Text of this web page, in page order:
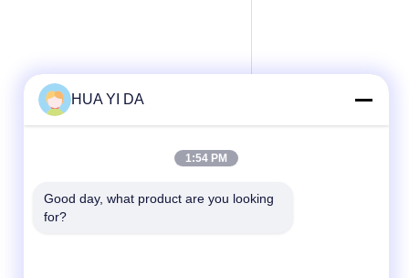
HUA YI DA
1:54 PM
Good day, what product are you looking
for?